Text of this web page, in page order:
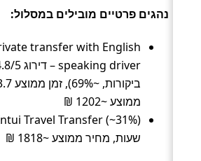
נהגים פרטיים מובילים במסלול:
transfer with English
ממוצע ~1202 ₪
שעות, מחיר ממוצע ~1818 ₪